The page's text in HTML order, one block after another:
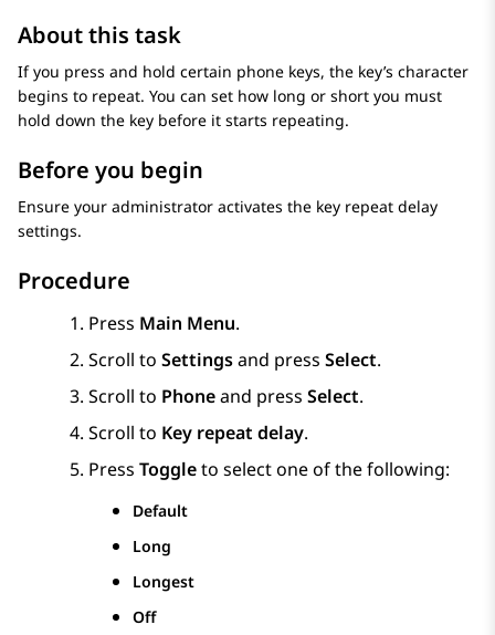
About this task
If you press and hold certain phone keys, the key’s character
begins to repeat. You can set how long or short you must
hold down the key before it starts repeating.
Before you begin
Ensure your administrator activates the key repeat delay
settings.
Procedure
Press Main Menu.
Scroll to Settingsand press Select.
Scroll to Phoneand press Select.
Scroll to Key repeat delay.
Press Toggleto select one of the following:
Default
Long
Longest
Off